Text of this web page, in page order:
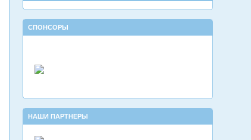
СПОНСОРЫ
НАШИ ПАРТНЕРЫ